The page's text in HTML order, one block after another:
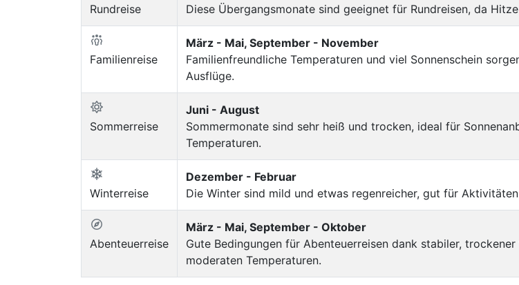
Rundreise
Diese Übergangsmonate sind geeignet für Rundreisen, da
Familienreise
März - Mai, September - November
Familienfreundliche Temperaturen und viel Sonnenschein
Ausflüge.
Sommerreise
Juni - August
Sommermonate sind sehr heiß und trocken, ideal für
Temperaturen.
Winterreise
Dezember - Februar
Die Winter sind mild und etwas regenreicher, gut für
Abenteuerreise
März - Mai, September - Oktober
Gute Bedingungen für Abenteuerreisen dank stabiler, trockener
moderaten Temperaturen.